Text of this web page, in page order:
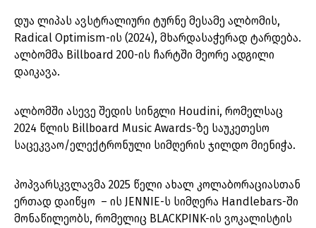
დუა ლიპას ავსტრალიური ტურნე მესამე ალბომის,
Radical Optimism-ის (2024), მხარდასაჭერად ტარდება.
ალბომმა Billboard 200-ის ჩარტში მეორე ადგილი
დაიკავა.
ალბომში ასევე შედის სინგლი Houdini, რომელსაც
2024 წლის Billboard Music Awards-ზე საუკეთესო
საცეკვაო/ელექტრონული სიმღერის ჯილდო მიენიჭა.
პოპვარსკვლავმა 2025 წელი ახალ კოლაბორაციასთან
ერთად დაიწყო – ის JENNIE-ს სიმღერა Handlebars-ში
მონაწილეობს, რომელიც BLACKPINK-ის ვოკალისტის